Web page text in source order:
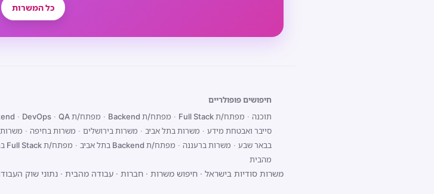
כל המשרות
חיפושים פופולריים
תוכנה · מפתח/ת Full Stack · מפתח/ת Backend · מפתח/ת Frontend · DevOps · QA
סייבר ואבטחת מידע · משרות בתל אביב · משרות בירושלים · משרות בחיפה ·
בבאר שבע · משרות ברעננה · מפתח/ת Backend בתל אביב · מפתח/ת Full Stack בתל אביב
מהבית
משרות סודיות בישראל · חיפוש משרות · חברות · עבודה מהבית · נתוני שוק